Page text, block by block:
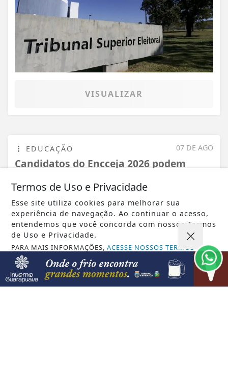
VISUALIZAR
07 DE AGO
EDUCAÇÃO
Candidatos do Encceja 2026 podem
Termos de Uso e Privacidade
Esse site utiliza cookies para melhorar sua
experiência de navegação. Ao continuar o acesso,
entendemos que você concorda com nossos Termos
de Uso e Privacidade.
PARA MAIS INFORMAÇÕES,ACESSE NOSSOS TERMOS
CLICANDO AQUI
PROSSEGUIR